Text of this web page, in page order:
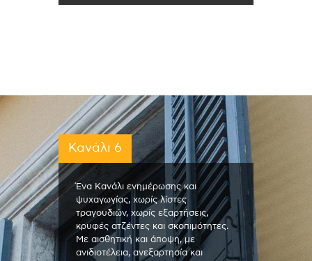
Κανάλι 6
Ένα Κανάλι ενημέρωσης και
ψυχαγωγίας, χωρίς λίστες
τραγουδιών, χωρίς εξαρτήσεις,
κρυφές ατζέντες και σκοπιμότητες.
Με αισθητική και άποψη, με
ανιδιοτέλεια, ανεξαρτησία και